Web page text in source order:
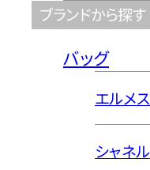
ブランドから探す
バッグ
エルメス
シャネル